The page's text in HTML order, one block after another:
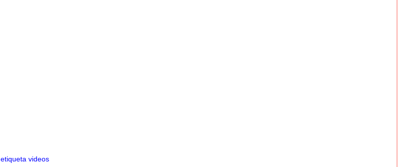
etiqueta videos